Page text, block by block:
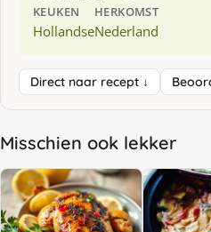
KEUKEN
Hollandse
HERKOMST
Nederland
Direct naar recept ↓
Misschien ook lekker